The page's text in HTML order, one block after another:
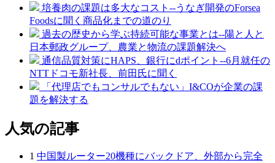
培養肉の課題は多大なコスト--うなぎ開発のForsea
Foodsに聞く商品化までの道のり
過去の歴史から学ぶ持続可能な事業とは--陽と人と
日本郵政グループ、農業と物流の課題解決へ
通信品質対策にHAPS、銀行にdポイント--6月就任の
NTTドコモ新社長、前田氏に聞く
「代理店でもコンサルでもない」I&COが企業の課
題を解決する
人気の記事
1 中国製ルーター20機種にバックドア、外部から完全